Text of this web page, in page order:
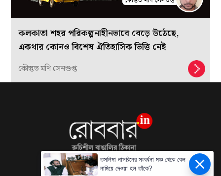
কলকাতা শহর পরিকল্পনাহীনভাবে বেড়ে উঠেছে,
একথার কোনও বিশেষ ঐতিহাসিক ভিত্তি নেই
কৌস্তুভ মণি সেনগুপ্ত
তসলিমা নাসরিনের সংবর্ধনা মঞ্চ থেকে কেন
নামিয়ে দেওয়া হল তাঁকে?